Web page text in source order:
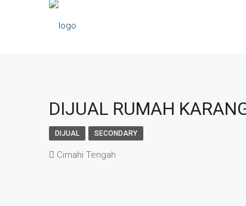
DIJUAL RUMAH
DIJUAL SECONDARY
Cimahi Tengah